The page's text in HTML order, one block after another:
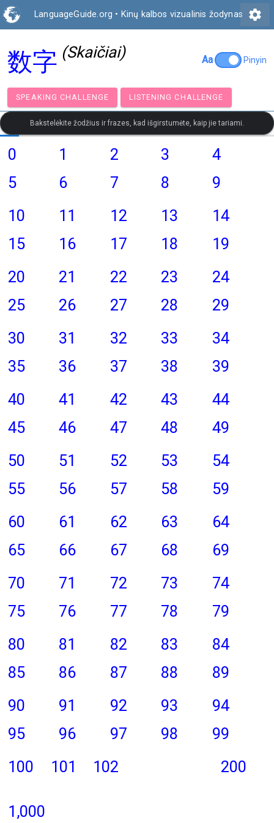
LanguageGuide.org • Kinų kalbos vizualinis žodynas settings
数字 (Skaičiai) Aa Pinyin
SPEAKING CHALLENGE LISTENING CHALLENGE
Bakstelėkite žodžius ir frazes, kad išgirstumėte, kaip jie tariami.
0 1 2 3
4
5
6 7 8
9
10
11 12 13
14
15
16 17 18
19
20
21 22 23
24
25
26 27 28
29
30
31 32 33
34
35
36 37 38
39
40
41 42 43
44
45
46 47 48
49
50
51 52 53
54
55
56 57 58
59
60
61 62 63
64
65
66 67 68
69
70
71 72 73
74
75
76 77 78
79
80
81 82 83
84
85
86 87 88
89
90
91 92 93
94
95
96 97 98
99
100
101 102 200
1,000